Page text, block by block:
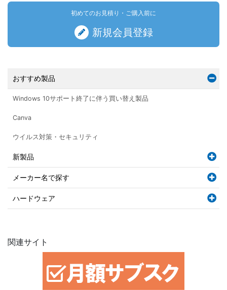
初めてのお見積り・ご購入前に
新規会員登録
おすすめ製品
Windows 10サポート終了に伴う買い替え製品
Canva
ウイルス対策・セキュリティ
新製品
メーカー名で探す
ハードウェア
関連サイト